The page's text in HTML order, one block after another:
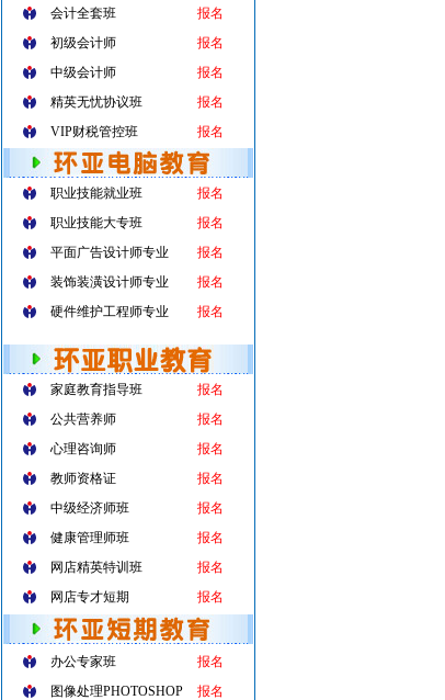
会计全套班
报名
初级会计师
报名
中级会计师
报名
精英无忧协议班
报名
VIP财税管控班
报名
职业技能就业班
报名
职业技能大专班
报名
平面广告设计师专业
报名
装饰装潢设计师专业
报名
硬件维护工程师专业
报名
家庭教育指导班
报名
公共营养师
报名
心理咨询师
报名
教师资格证
报名
中级经济师班
报名
健康管理师班
报名
网店精英特训班
报名
网店专才短期
报名
办公专家班
报名
图像处理PHOTOSHOP
报名